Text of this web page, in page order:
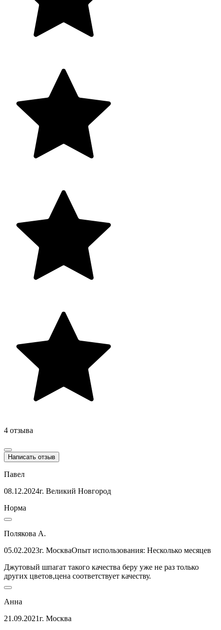
4 отзыва
Написать отзыв
Павел
08.12.2024г. Великий Новгород
Норма
Полякова А.
05.02.2023г. МоскваОпыт использования: Несколько месяцев
Джутовый шпагат такого качества беру уже не раз только
других цветов,цена соответствует качеству.
Анна
21.09.2021г. Москва